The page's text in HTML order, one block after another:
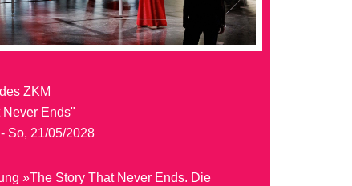
ZKM
Ends"
So, 21/05/2028
»The Story That Never Ends. Die